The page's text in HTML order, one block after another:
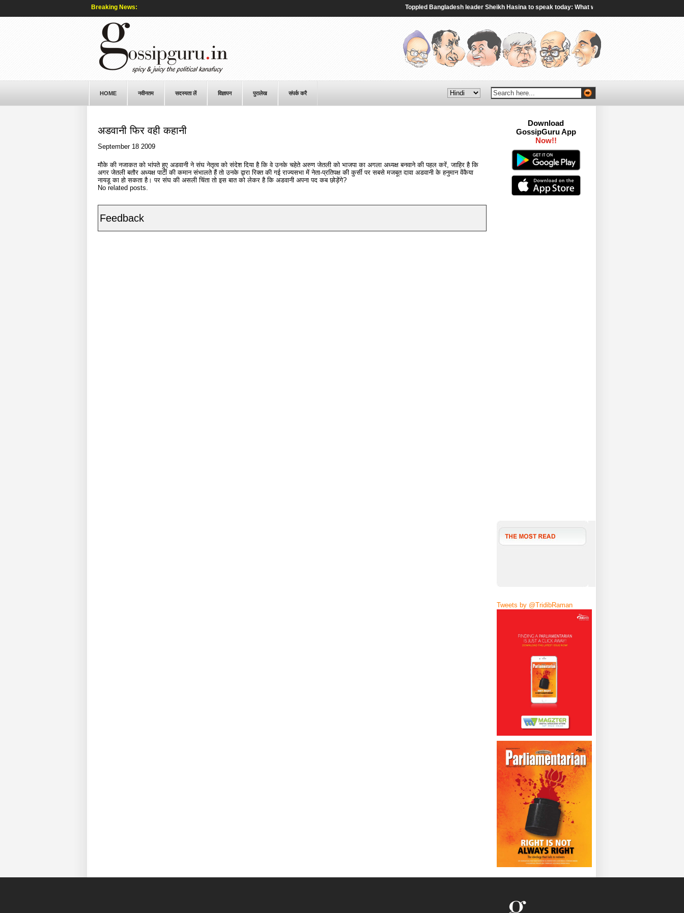
Breaking News: Toppled Bangladesh leader Sheikh Hasina to speak today: What we can expect - aljazeera.com
HOME नवीनतम सदस्यता लें विज्ञापन पुरालेख संपर्क करै
अडवानी फिर वही कहानी
September 18 2009
मौके की नजाकत को भांपते हुए अडवानी ने संघ नेतृत्व को संदेश दिया है कि वे उनके चहेते अरुण जेतली को भाजपा का अगला अध्यक्ष बनवाने की पहल करें, जाहिर है कि
अगर जेतली बतौर अध्यक्ष पार्टी की कमान संभालते हैं तो उनके द्वारा रिक्त की गई राज्यसभा में नेता-प्रतिपक्ष की कुर्सी पर सबसे मजबूत दावा अडवानी के हनुमान वेंकैया
नायडू का हो सकता है। पर संघ की असली चिंता तो इस बात को लेकर है कि अडवानी अपना पद कब छोड़ेंगे?
No related posts.
Feedback
Download
GossipGuru App
Now!!
Tweets by @TridibRaman